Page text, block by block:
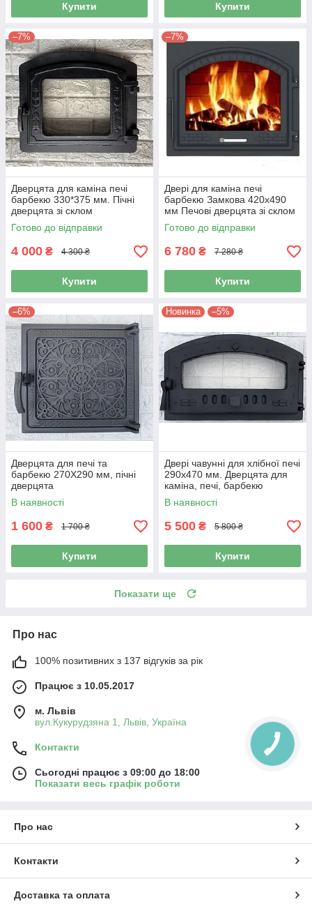
Купити Купити
–7%
Дверцята для каміна печі
барбекю 330*375 мм. Пічні
дверцята зі склом
Готово до відправки
4 000 ₴ 4 300 ₴
Купити
–7%
Двері для каміна печі
барбекю Замкова 420x490
мм Печові дверцята зі склом
Готово до відправки
6 780 ₴ 7 280 ₴
Купити
–6%
Дверцята для печі та
барбекю 270Х290 мм, пічні
дверцята
В наявності
1 600 ₴ 1 700 ₴
Купити
Новинка –5%
Двері чавунні для хлібної печі
290х470 мм. Дверцята для
каміна, печі, барбекю
В наявності
5 500 ₴ 5 800 ₴
Купити
Показати ще
Про нас
100% позитивних з 137 відгуків за рік
Працює з 10.05.2017
м. Львів
вул.Кукурудзяна 1, Львів, Україна
Контакти
Сьогодні працює з 09:00 до 18:00
Показати весь графік роботи
Про нас
Контакти
Доставка та оплата